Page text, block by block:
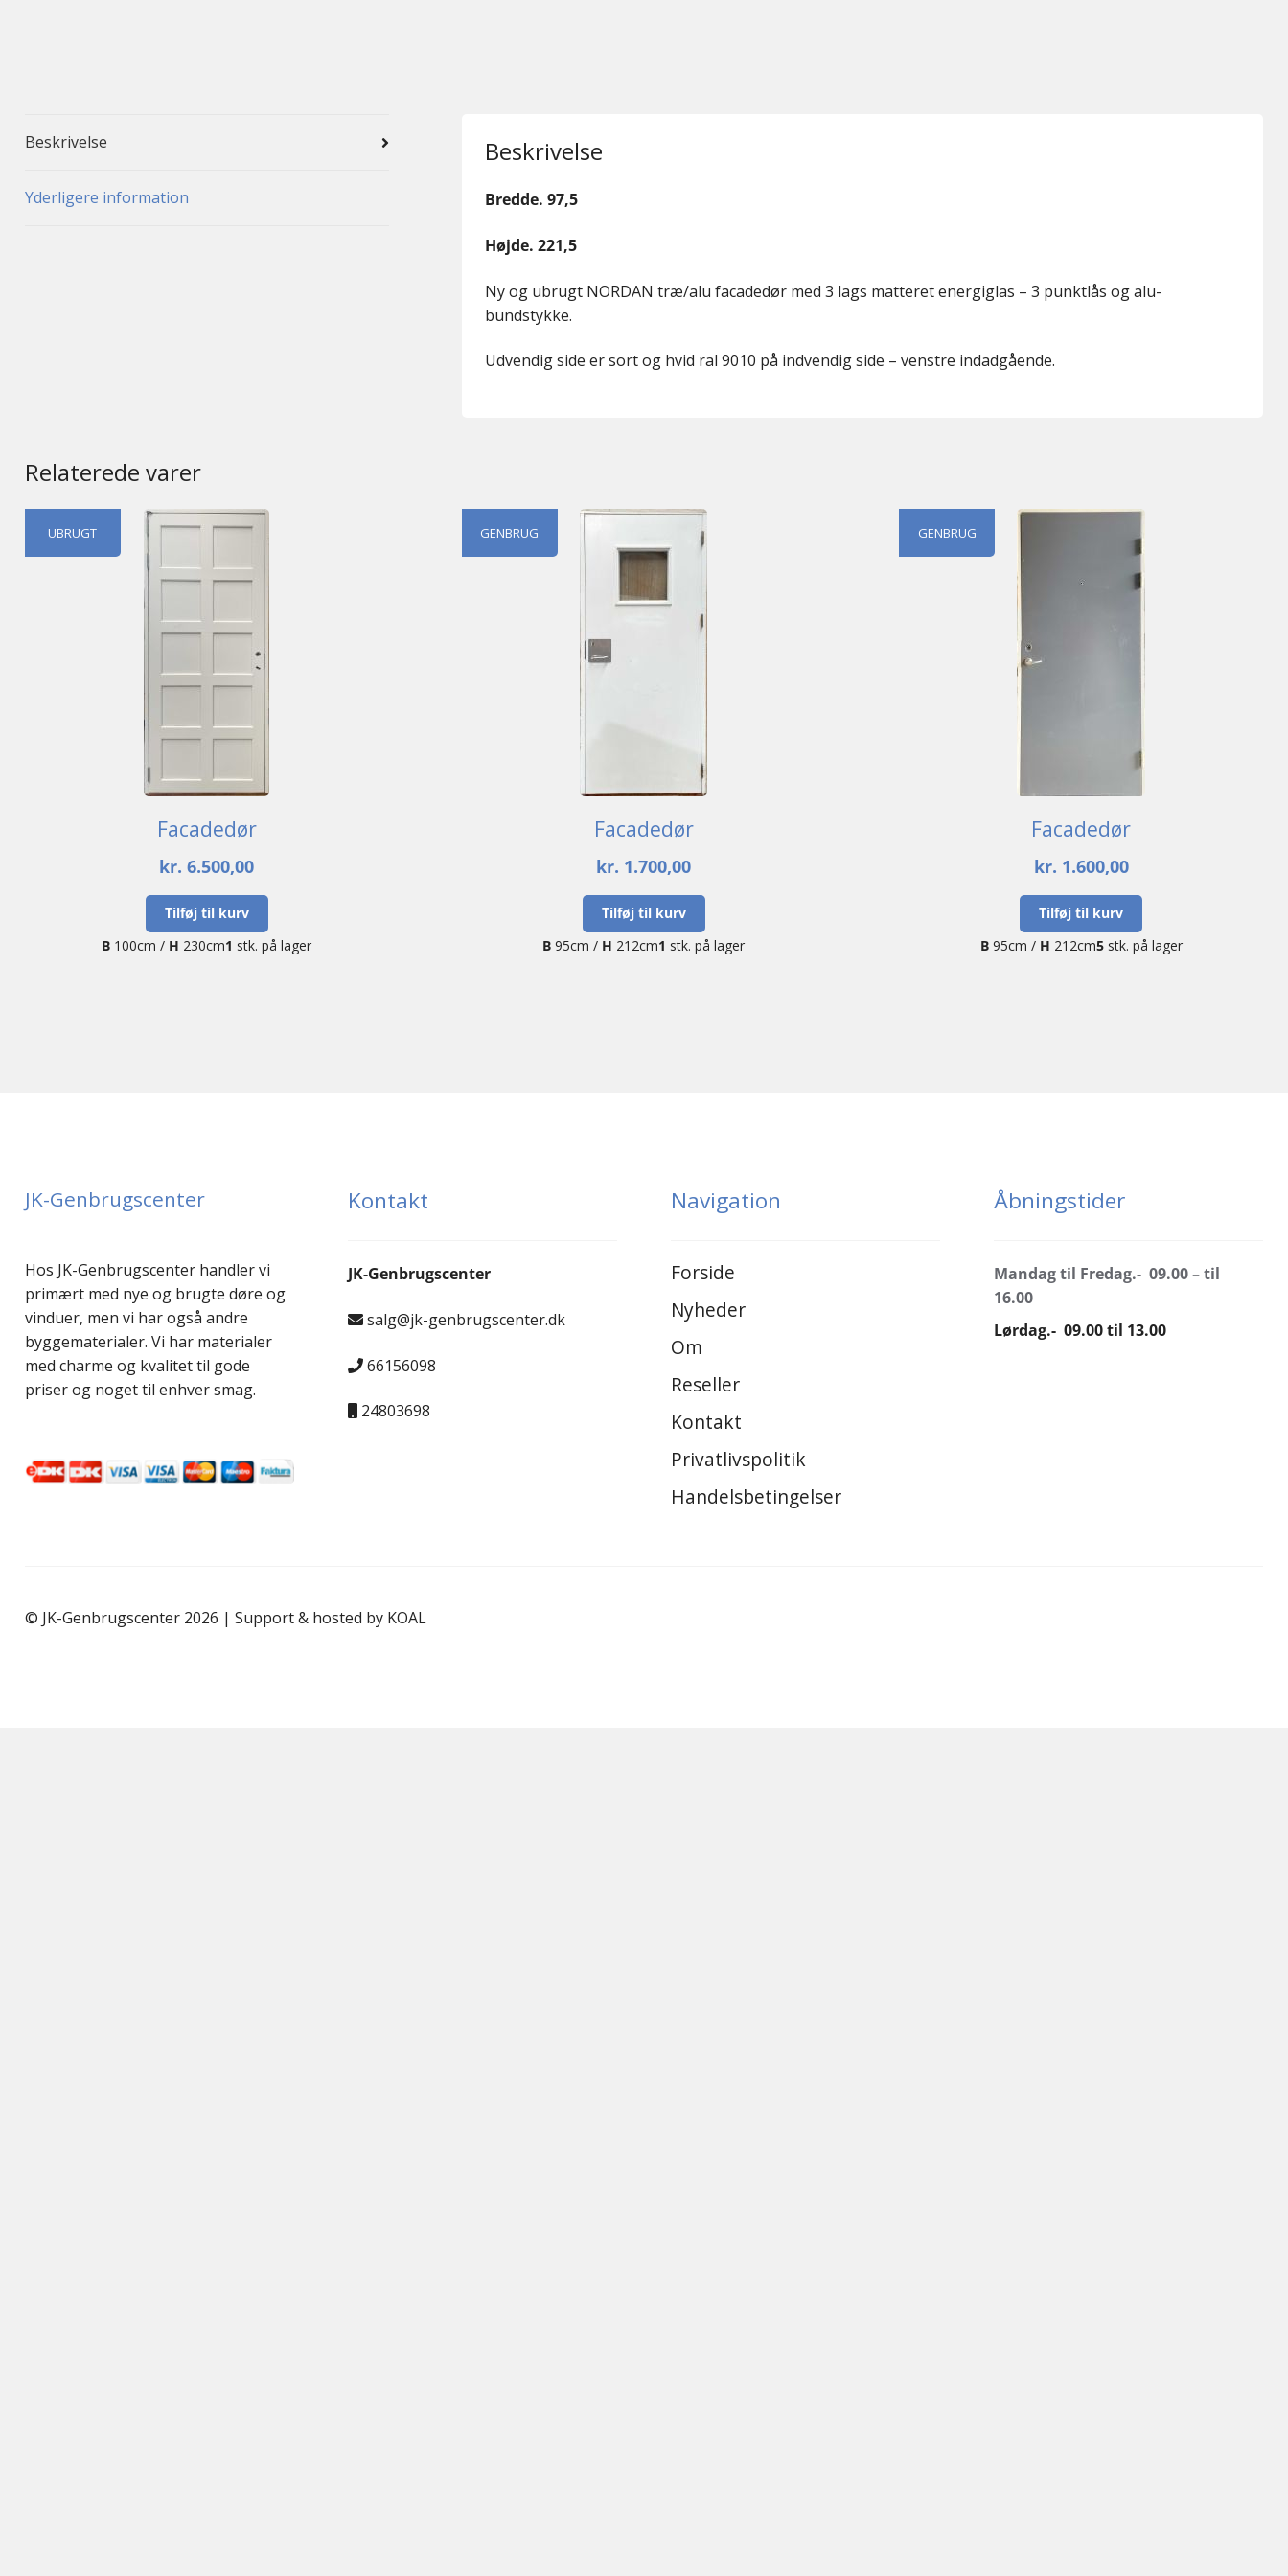
Beskrivelse
Yderligere information
Beskrivelse
Bredde. 97,5
Højde. 221,5
Ny og ubrugt NORDAN træ/alu facadedør med 3 lags matteret energiglas – 3 punktlås og alu-
bundstykke.
Udvendig side er sort og hvid ral 9010 på indvendig side – venstre indadgående.
Relaterede varer
UBRUGT
Facadedør
kr. 6.500,00
Tilføj til kurv
B 100cm / H 230cm1 stk. på lager
GENBRUG
Facadedør
kr. 1.700,00
Tilføj til kurv
B 95cm / H 212cm1 stk. på lager
GENBRUG
Facadedør
kr. 1.600,00
Tilføj til kurv
B95cm / H 212cm5stk. på lager
JK-Genbrugscenter
Hos JK-Genbrugscenter handler vi
primært med nye og brugte døre og
vinduer, men vi har også andre
byggematerialer. Vi har materialer
med charme og kvalitet til gode
priser og noget til enhver smag.
Kontakt
JK-Genbrugscenter
salg@jk-genbrugscenter.dk
66156098
24803698
Navigation
Forside
Nyheder
Om
Reseller
Kontakt
Privatlivspolitik
Handelsbetingelser
Åbningstider
Mandag til Fredag.- 09.00 – til
16.00
Lørdag.- 09.00 til 13.00
© JK-Genbrugscenter 2026 | Support & hosted by KOAL